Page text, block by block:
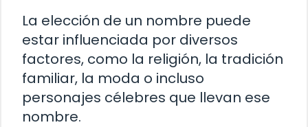
La elección de un nombre puede
estar influenciada por diversos
factores, como la religión, la tradición
familiar, la moda o incluso
personajes célebres que llevan ese
nombre.